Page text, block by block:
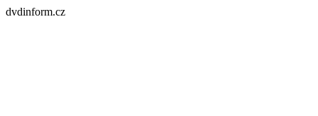
dvdinform.cz